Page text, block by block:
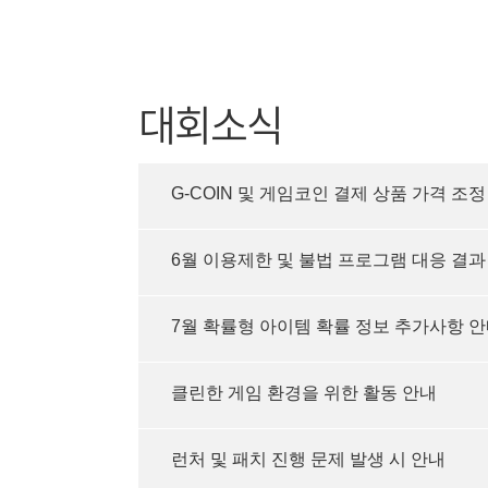
대회소식
G-COIN 및 게임코인 결제 상품 가격 조정
6월 이용제한 및 불법 프로그램 대응 결과
7월 확률형 아이템 확률 정보 추가사항 안
클린한 게임 환경을 위한 활동 안내
런처 및 패치 진행 문제 발생 시 안내